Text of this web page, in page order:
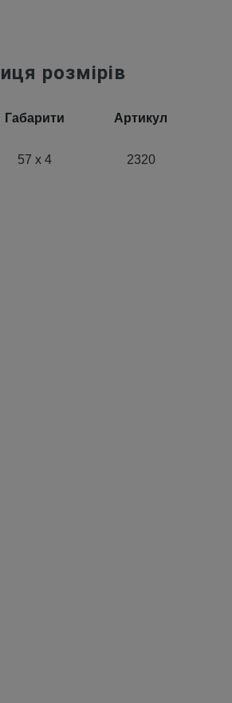
розмірів
Габарити Артикул
57 х 4 2320